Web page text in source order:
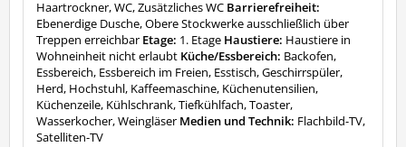
Haartrockner, WC, Zusätzliches WC Barrierefreiheit:
Ebenerdige Dusche, Obere Stockwerke ausschließlich über
Treppen erreichbar Etage: 1. Etage Haustiere: Haustiere in
Wohneinheit nicht erlaubt Küche/Essbereich: Backofen,
Essbereich, Essbereich im Freien, Esstisch, Geschirrspüler,
Herd, Hochstuhl, Kaffeemaschine, Küchenutensilien,
Küchenzeile, Kühlschrank, Tiefkühlfach, Toaster,
Wasserkocher, Weingläser Medien und Technik: Flachbild-TV,
Satelliten-TV